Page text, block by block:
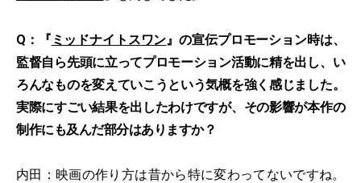
Q：『 ミッドナイトスワン』の宣伝プロモーション時は、
監督自ら先頭に立ってプロモーション活動に精を出し、い
ろんなものを変えていこうという気概を強く感じました。
実際にすごい結果を出したわけですが、その影響が本作の
制作にも及んだ部分はありますか？
内田：映画の作り方は昔から特に変わってないですね。